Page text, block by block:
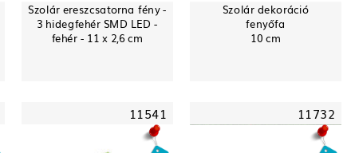
Szolár ereszcsatorna fény -
3 hidegfehér SMD LED -
fehér - 11 x 2,6 cm
Szolár dekoráció
fenyőfa
10 cm
11541 11732